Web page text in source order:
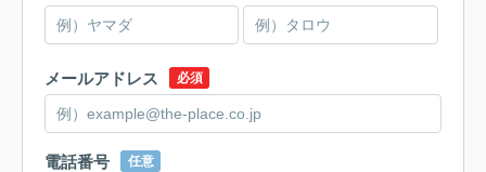
メールアドレス 必須
電話番号 任意